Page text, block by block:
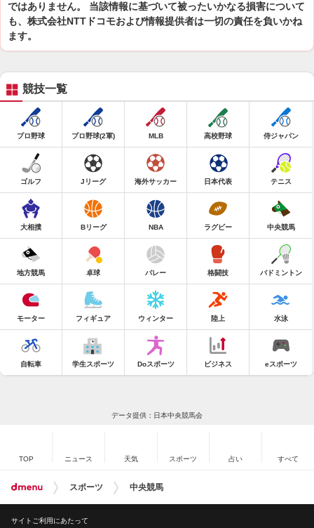
ではありません。 当該情報に基づいて被ったいかなる損害について
も、株式会社NTTドコモおよび情報提供者は一切の責任を負いかね
ます。
競技一覧
プロ野球 プロ野球(2軍) MLB 高校野球 侍ジャパン
ゴルフ Jリーグ 海外サッカー 日本代表 テニス
大相撲 Bリーグ NBA ラグビー 中央競馬
地方競馬 卓球 バレー 格闘技 バドミントン
モーター フィギュア ウィンター 陸上 水泳
自転車 学生スポーツ Doスポーツ ビジネス eスポーツ
データ提供：日本中央競馬会
TOP ニュース 天気 スポーツ 占い すべて
スポーツ 中央競馬
サイトご利用にあたって